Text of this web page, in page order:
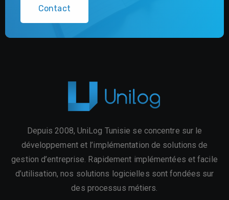
Contact
Depuis 2008, UniLog Tunisie se concentre sur le
développement et l’implémentation de solutions de
gestion d’entreprise. Rapidement implémentées et facile
d’utilisation, nos solutions logicielles sont fondées sur
des processus métiers.